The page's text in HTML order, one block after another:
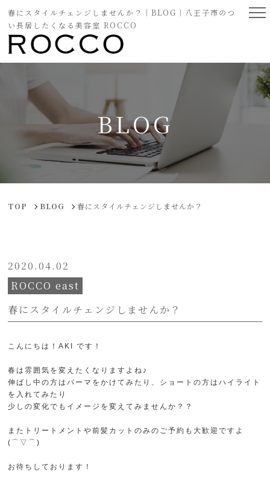
春にスタイルチェンジしませんか？｜BLOG｜八王子市のつ
い長居したくなる美容室 ROCCO
BLOG
TOP BLOG 春にスタイルチェンジしませんか？
2020.04.02
ROCCO east
春にスタイルチェンジしませんか？
こんにちは！AKI です！
春は雰囲気を変えたくなりますよね♪
伸ばし中の方はパーマをかけてみたり、ショートの方はハイライト
を入れてみたり
少しの変化でもイメージを変えてみませんか？？
またトリートメントや前髪カットのみのご予約も大歓迎ですよ
(⌒▽⌒)
お待ちしております！